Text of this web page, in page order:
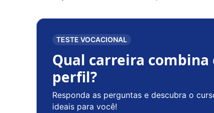
TESTE VOCACIONAL
Qual carreira combina
perfil?
Responda as perguntas e descubra o
ideais para você!